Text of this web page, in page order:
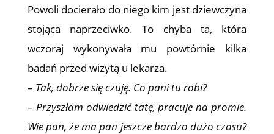
Powoli docierało do niego kim jest dziewczyna
stojąca naprzeciwko. To chyba ta, która
wczoraj wykonywała mu powtórnie kilka
badań przed wizytą u lekarza.
– Tak, dobrze się czuję. Co pani tu robi?
– Przyszłam odwiedzić tatę, pracuje na promie.
Wie pan, że ma pan jeszcze bardzo dużo czasu?